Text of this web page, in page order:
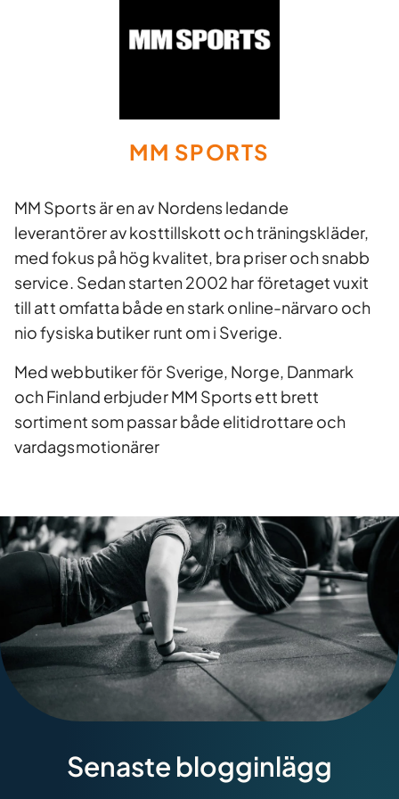
MM SPORTS
MM Sports är en av Nordens ledande
leverantörer av kosttillskott och träningskläder,
med fokus på hög kvalitet, bra priser och snabb
service. Sedan starten 2002 har företaget vuxit
till att omfatta både en stark online-närvaro och
nio fysiska butiker runt om i Sverige.
Med webbutiker för Sverige, Norge, Danmark
och Finland erbjuder MM Sports ett brett
sortiment som passar både elitidrottare och
vardagsmotionärer
Senaste blogginlägg